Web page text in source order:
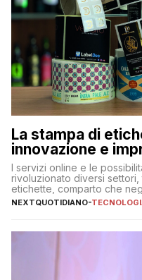
La stampa di
innovazione e
I servizi online e le
rivoluzionato diversi
etichette, comparto che
mercato quasi come un
altri prodotti stampati.
proposte e […]
NEXTQUOTIDIANO-